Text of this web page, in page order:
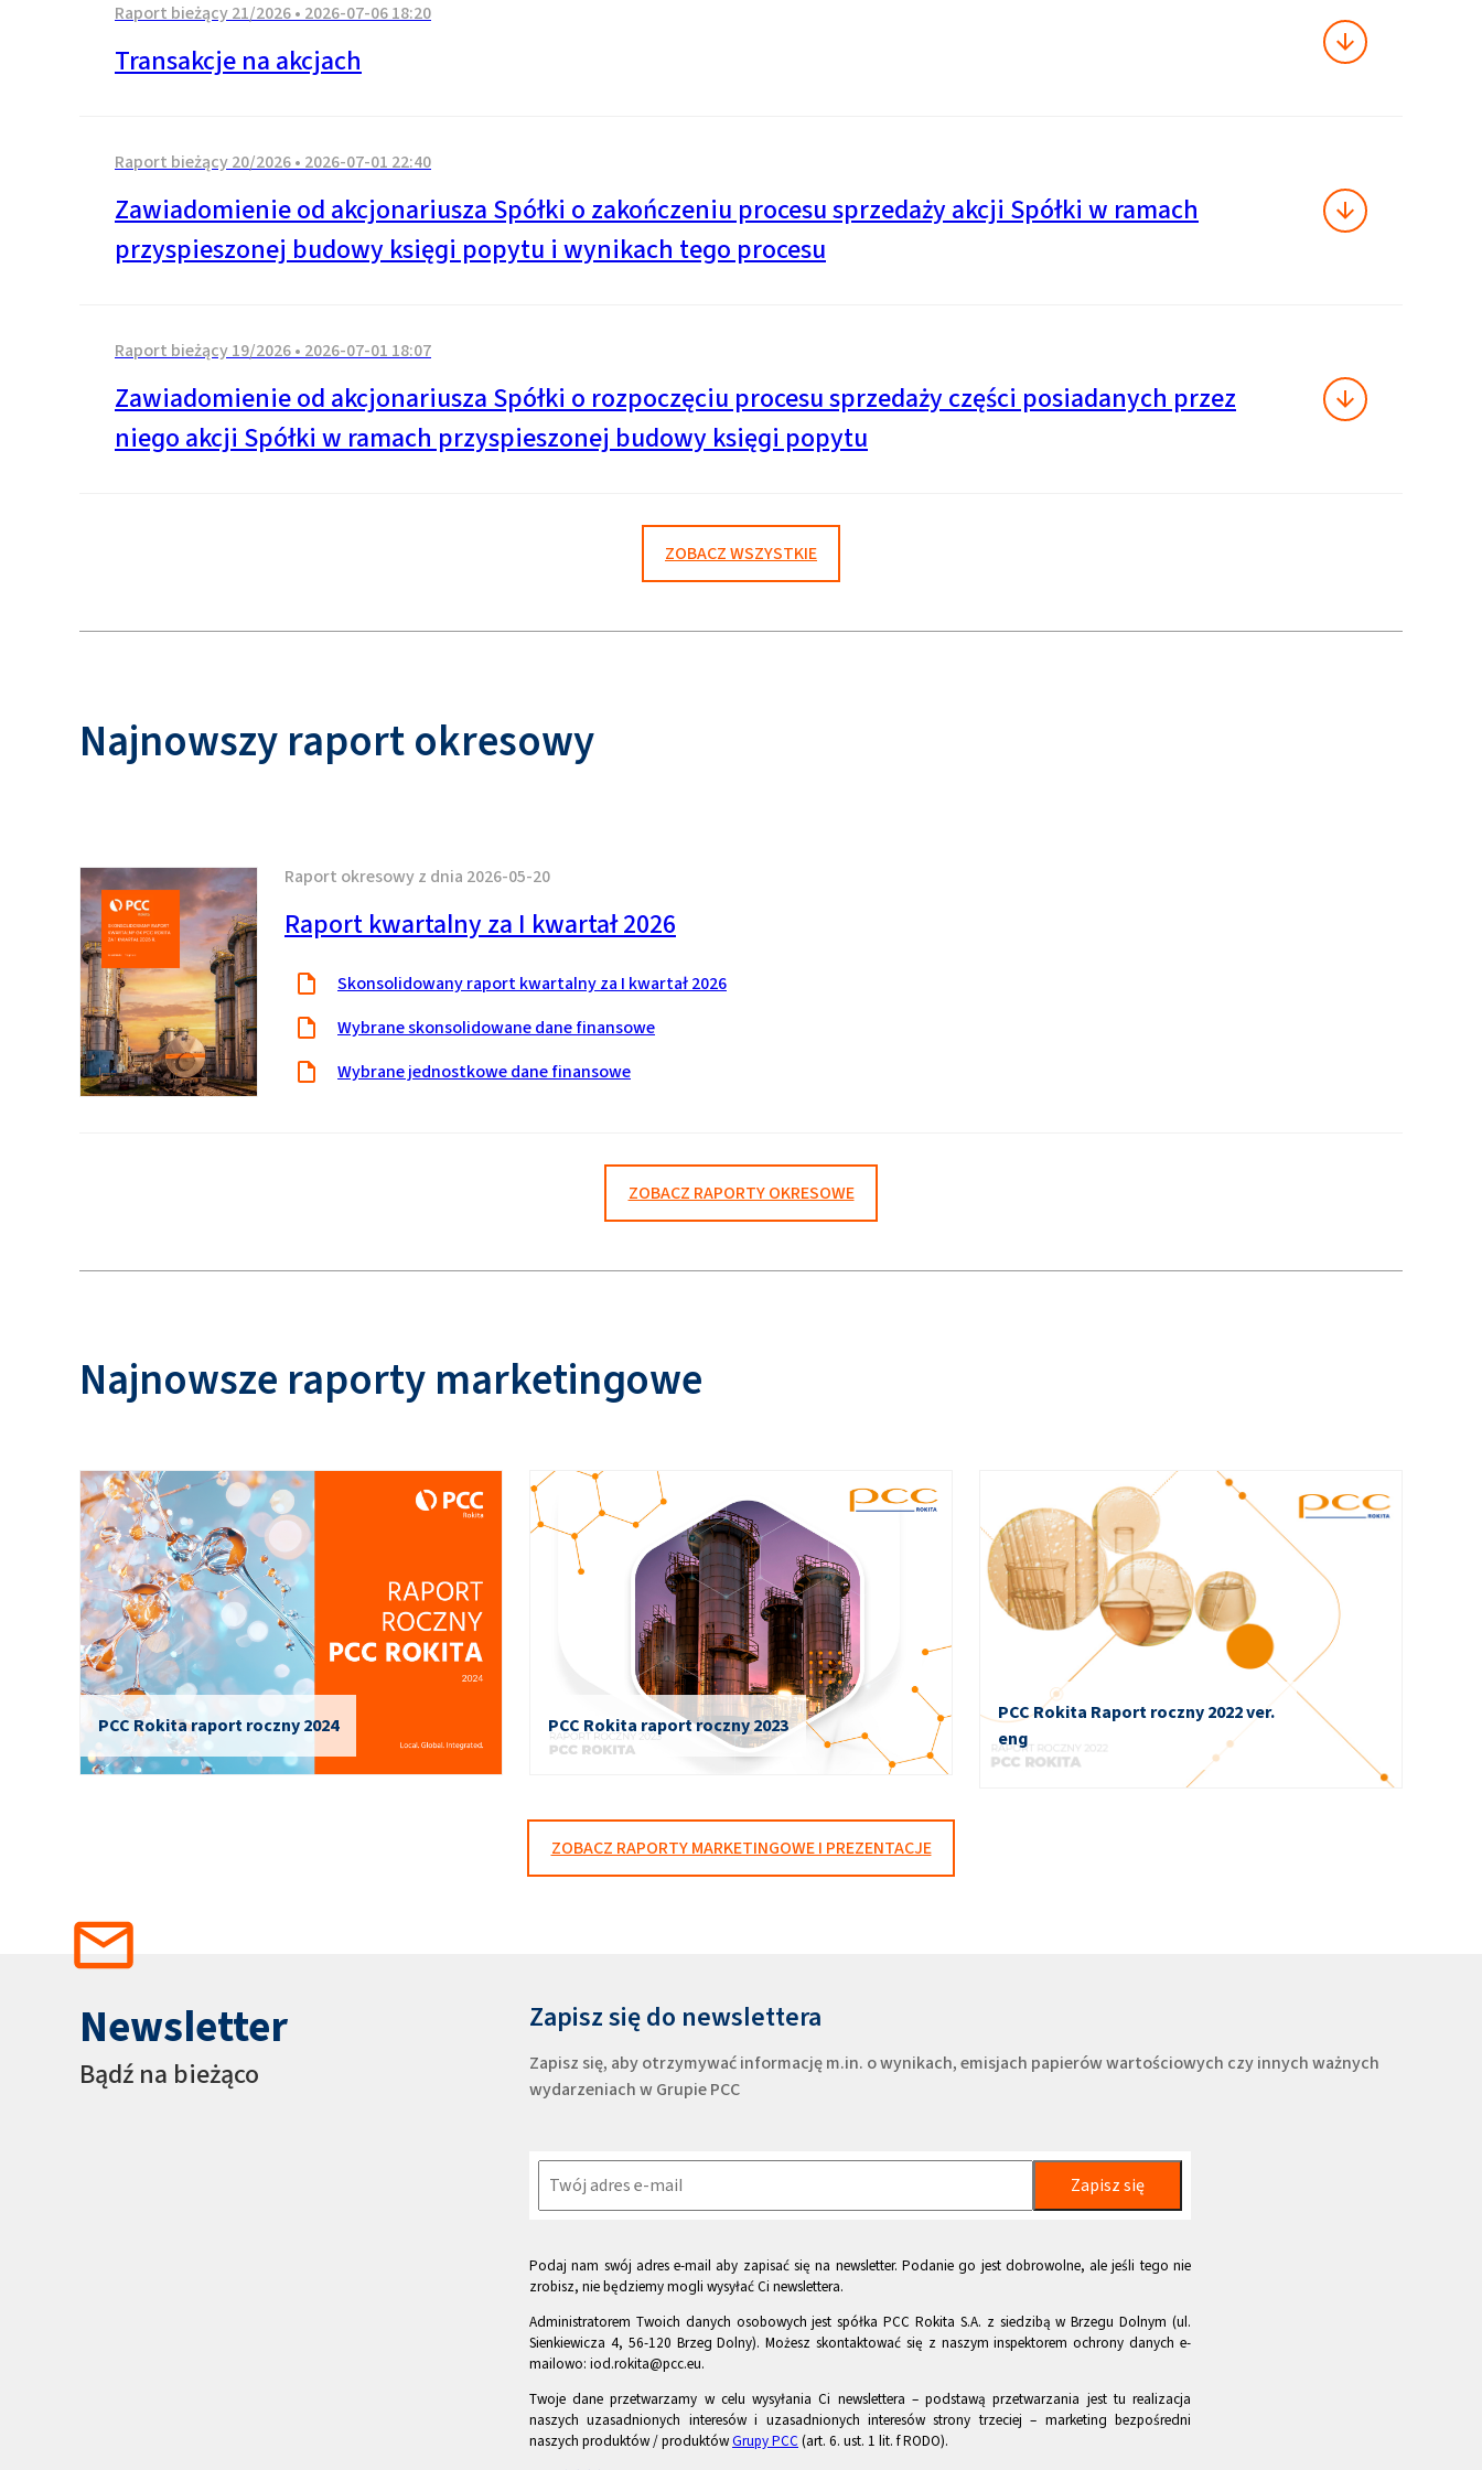
Raport bieżący 21/2026• 2026-07-06 18:20
Transakcje na akcjach
Raport bieżący 20/2026• 2026-07-01 22:40
Zawiadomienie od akcjonariusza Spółki o zakończeniu procesu sprzedaży akcji Spółki w ramach
przyspieszonej budowy księgi popytu i wynikach tego procesu
Raport bieżący 19/2026• 2026-07-01 18:07
Zawiadomienie od akcjonariusza Spółki o rozpoczęciu procesu sprzedaży części posiadanych przez
niego akcji Spółki w ramach przyspieszonej budowy księgi popytu
ZOBACZ WSZYSTKIE
Najnowszy raport okresowy
Raport okresowy z dnia 2026-05-20
Raport kwartalny za I kwartał 2026
Skonsolidowany raport kwartalny za I kwartał 2026
Wybrane skonsolidowane dane finansowe
Wybrane jednostkowe dane finansowe
ZOBACZ RAPORTY OKRESOWE
Najnowsze raporty marketingowe
PCC Rokita raport roczny 2024 PCC Rokita raport roczny 2023
PCC Rokita Raport roczny 2022 ver.
eng
ZOBACZ RAPORTY MARKETINGOWE I PREZENTACJE
Newsletter
Bądź na bieżąco
Zapisz się do newslettera
Zapisz się, aby otrzymywać informację m.in. o wynikach, emisjach papierów wartościowych czy innych ważnych
wydarzeniach w Grupie PCC
Zapisz się
Podaj nam swój adres e-mail aby zapisać się na newsletter. Podanie go jest dobrowolne, ale jeśli tego nie
zrobisz, nie będziemy mogli wysyłać Ci newslettera.
Administratorem Twoich danych osobowych jest spółka PCC Rokita S.A. z siedzibą w Brzegu Dolnym (ul.
Sienkiewicza 4, 56-120 Brzeg Dolny). Możesz skontaktować się z naszym inspektorem ochrony danych e-
mailowo: iod.rokita@pcc.eu.
Twoje dane przetwarzamy w celu wysyłania Ci newslettera – podstawą przetwarzania jest tu realizacja
naszych uzasadnionych interesów i uzasadnionych interesów strony trzeciej – marketing bezpośredni
naszych produktów / produktówGrupy PCC (art. 6. ust. 1 lit. f RODO).